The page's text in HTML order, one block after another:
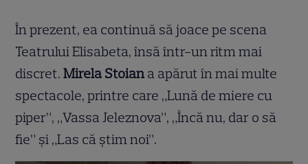
În prezent, ea continuă să joace pe scena
Teatrului Elisabeta, însă într-un ritm mai
discret.Mirela Stoian a apărut în mai multe
spectacole, printre care „Lună de miere cu
piper”, „Vassa Jeleznova”, „Încă nu, dar o să
fie” și „Las că știm noi”.